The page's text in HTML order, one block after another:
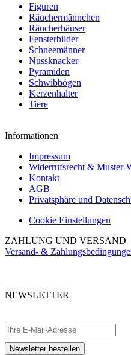
Figuren
Räuchermännchen
Räucherhäuser
Fensterbilder
Schneemänner
Nussknacker
Pyramiden
Schwibbögen
Kerzenhalter
Tiere
Informationen
Impressum
Widerrufsrecht & Muster-
Kontakt
AGB
Privatsphäre und
Cookie Einstellungen
ZAHLUNG UND VERSAND
Versand- &
NEWSLETTER